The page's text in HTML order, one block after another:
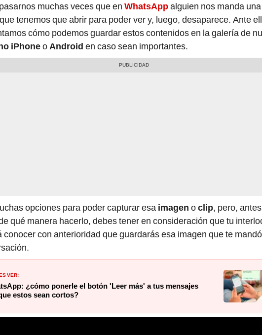
muchas veces que en WhatsAppalguien nos manda una
que tenemos que abrir para poder ver y, luego, desaparece. Ante
cómo podemos guardar estos contenidos en la galería de
iPhoneo Android en caso sean importantes.
opciones para poder capturar esa imagen oclip, pero,
qué manera hacerlo, debes tener en consideración que tu
conocer con anterioridad que guardarás esa imagen que te
VER:
¿cómo ponerle el botón 'Leer más' a tus mensajes
estos sean cortos?